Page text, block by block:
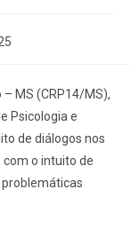
– MS (CRP14/MS),
Psicologia e
de diálogos nos
com o intuito de